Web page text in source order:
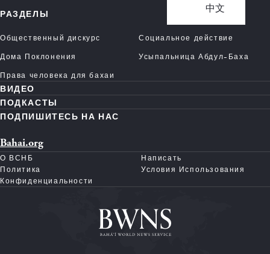
中文
РАЗДЕЛЫ
Общественный дискурс
Социальное действие
Дома Поклонения
Усыпальница Абдул-Баха
Права человека для бахаи
ВИДЕО
ПОДКАСТЫ
ПОДПИШИТЕСЬ НА НАС
Bahai.org
О ВСНБ
Написать
Политика
Конфиденциальности
Условия Использования